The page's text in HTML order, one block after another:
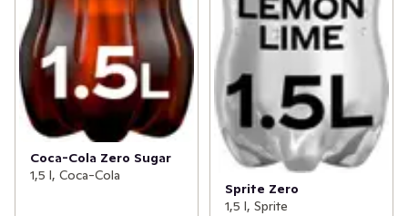
Coca-Cola Zero Sugar
1,5 l, Coca-Cola
Sprite Zero
1,5 l, Sprite